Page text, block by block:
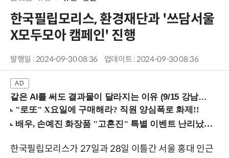
한국필립모리스, 환경재단과 '쓰담서울
X모두모아 캠페인' 진행
발행일 : 2024-09-30 08:36 업데이트 : 2024-09-30 08:36
같은 AI를 써도 결과물이 달라지는 이유 (9/15 강남역)
한국필립모리스가 27일과 28일 이틀간 서울 홍대 인근